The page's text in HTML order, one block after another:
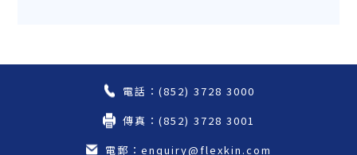
電話：(852) 3728 3000
傳真：(852) 3728 3001
電郵：enquiry@flexkin.com